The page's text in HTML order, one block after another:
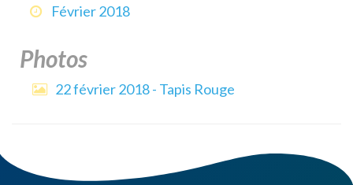
Février 2018
Photos
22 février 2018 - Tapis Rouge